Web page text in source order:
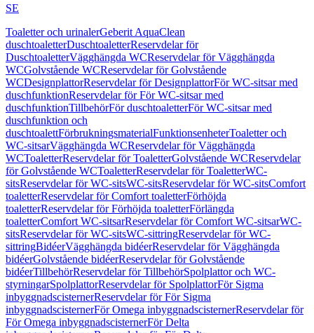
SE
Toaletter och urinalerGeberit AquaClean
duschtoaletterDuschtoaletterReservdelar för
DuschtoaletterVägghängda WCReservdelar för Vägghängda
WCGolvstående WCReservdelar för Golvstående
WCDesignplattorReservdelar för DesignplattorFör WC-sitsar med
duschfunktionReservdelar för För WC-sitsar med
duschfunktionTillbehörFör duschtoaletterFör WC-sitsar med
duschfunktion och
duschtoalettFörbrukningsmaterialFunktionsenheterToaletter och
WC-sitsarVägghängda WCReservdelar för Vägghängda
WCToaletterReservdelar för ToaletterGolvstående WCReservdelar
för Golvstående WCToaletterReservdelar för ToaletterWC-
sitsReservdelar för WC-sitsWC-sitsReservdelar för WC-sitsComfort
toaletterReservdelar för Comfort toaletterFörhöjda
toaletterReservdelar för Förhöjda toaletterFörlängda
toaletterComfort WC-sitsarReservdelar för Comfort WC-sitsarWC-
sitsReservdelar för WC-sitsWC-sittringReservdelar för WC-
sittringBidéerVägghängda bidéerReservdelar för Vägghängda
bidéerGolvstående bidéerReservdelar för Golvstående
bidéerTillbehörReservdelar för TillbehörSpolplattor och WC-
styrningarSpolplattorReservdelar för SpolplattorFör Sigma
inbyggnadscisternerReservdelar för För Sigma
inbyggnadscisternerFör Omega inbyggnadscisternerReservdelar för
För Omega inbyggnadscisternerFör Delta